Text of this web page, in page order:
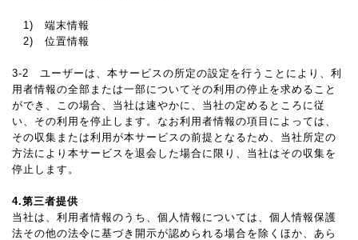
1) 端末情報
2) 位置情報
3-2 ユーザーは、本サービスの所定の設定を行うことにより、利
用者情報の全部または一部についてその利用の停止を求めること
ができ、この場合、当社は速やかに、当社の定めるところに従
い、その利用を停止します。なお利用者情報の項目によっては、
その収集または利用が本サービスの前提となるため、当社所定の
方法により本サービスを退会した場合に限り、当社はその収集を
停止します。
4.第三者提供
当社は、利用者情報のうち、個人情報については、個人情報保護
法その他の法令に基づき開示が認められる場合を除くほか、あら